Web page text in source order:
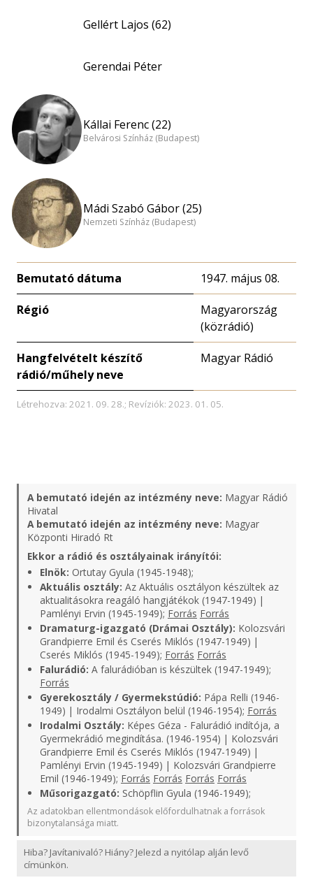
Gellért Lajos (62)
Gerendai Péter
Kállai Ferenc (22)
Belvárosi Színház (Budapest)
Mádi Szabó Gábor (25)
Nemzeti Színház (Budapest)
Bemutató dátuma 1947. május 08.
Régió
Magyarország
(közrádió)
Hangfelvételt készítő
rádió/műhely neve
Magyar Rádió
Létrehozva: 2021. 09. 28.; Revíziók: 2023. 01. 05.
A bemutató idején az intézmény neve: Magyar Rádió
Hivatal
A bemutató idején az intézmény neve: Magyar
Központi Hiradó Rt
Ekkor a rádió és osztályainak irányítói:
Elnök: Ortutay Gyula (1945-1948);
Aktuális osztály: Az Aktuális osztályon készültek az
aktualitásokra reagáló hangjátékok (1947-1949) |
Pamlényi Ervin (1945-1949); Forrás Forrás
Dramaturg-igazgató (Drámai Osztály): Kolozsvári
Grandpierre Emil és Cserés Miklós (1947-1949) |
Cserés Miklós (1945-1949); Forrás Forrás
Falurádió: A falurádióban is készültek (1947-1949);
Forrás
Gyerekosztály / Gyermekstúdió: Pápa Relli (1946-
1949) | Irodalmi Osztályon belül (1946-1954); Forrás
Irodalmi Osztály: Képes Géza - Falurádió indítója, a
Gyermekrádió megindítása. (1946-1954) | Kolozsvári
Grandpierre Emil és Cserés Miklós (1947-1949) |
Pamlényi Ervin (1945-1949) | Kolozsvári Grandpierre
Emil (1946-1949); Forrás Forrás Forrás Forrás
Műsorigazgató: Schöpflin Gyula (1946-1949);
Az adatokban ellentmondások előfordulhatnak a források
bizonytalansága miatt.
Hiba? Javítanivaló? Hiány? Jelezd a nyitólap alján levő
címünkön.